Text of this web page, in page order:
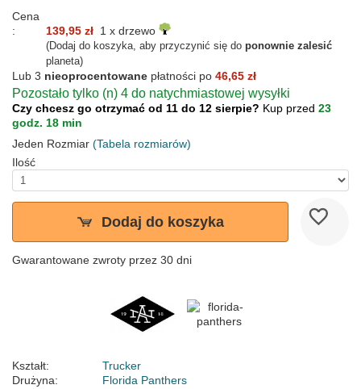
Cena
:
139,95 zł 1 x drzewo
(Dodaj do koszyka, aby przyczynić się do ponownie zalesić
planeta)
Lub 3 nieoprocentowane płatności po 46,65 zł
Pozostało tylko (n) 4 do natychmiastowej wysyłki
Czy chcesz go otrzymać od 11 do 12 sierpie? Kup przed 23
godz. 18 min
Jeden Rozmiar (Tabela rozmiarów)
Ilość
Dodaj do koszyka
Gwarantowane zwroty przez 30 dni
Kształt:
Trucker
Drużyna:
Florida Panthers